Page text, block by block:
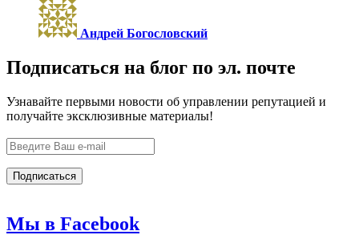
Андрей Богословский
Подписаться на блог по эл. почте
Узнавайте первыми новости об управлении репутацией и
получайте эксклюзивные материалы!
Мы в Facebook